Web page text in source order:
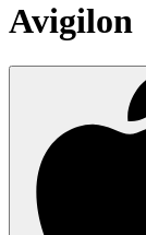
Avigilon